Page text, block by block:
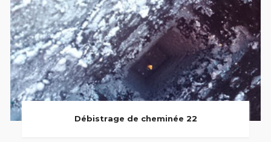
Débistrage de cheminée 22